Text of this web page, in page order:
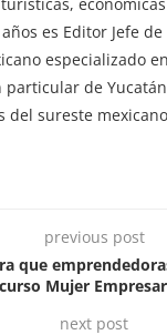
es Editor Jefe
especializado
de
del sureste
previous post
que
Mujer
next post